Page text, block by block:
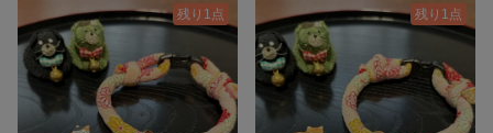
残り1点 残り1点